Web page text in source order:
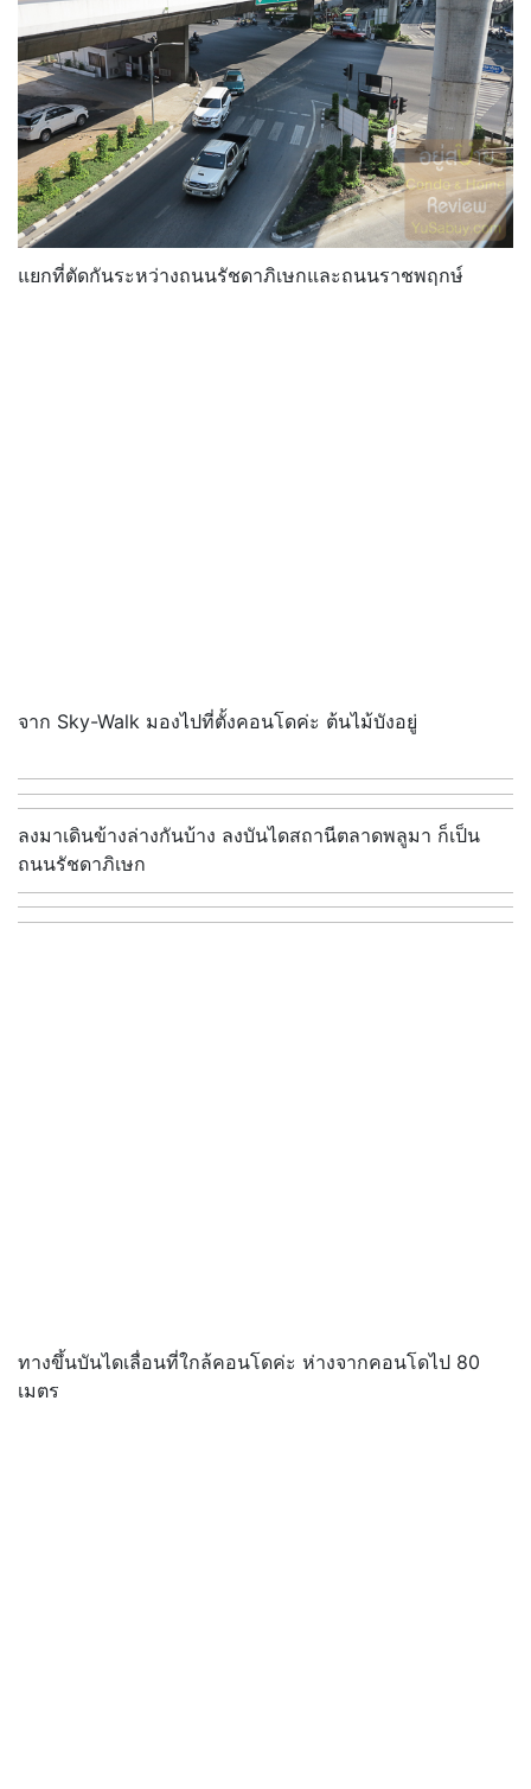
แยกที่ตัดกันระหว่างถนนรัชดาภิเษกและถนนราชพฤกษ์
จาก Sky-Walk มองไปที่ตั้งคอนโดค่ะ ต้นไม้บังอยู่
ลงมาเดินข้างล่างกันบ้าง ลงบันไดสถานีตลาดพลูมา ก็เป็น
ถนนรัชดาภิเษก
ทางขึ้นบันไดเลื่อนที่ใกล้คอนโดค่ะ ห่างจากคอนโดไป 80
เมตร